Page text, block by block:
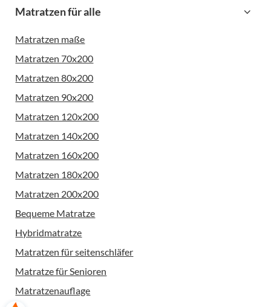
Matratzen für alle
Matratzen maße
Matratzen 70x200
Matratzen 80x200
Matratzen 90x200
Matratzen 120x200
Matratzen 140x200
Matratzen 160x200
Matratzen 180x200
Matratzen 200x200
Bequeme Matratze
Hybridmatratze
Matratzen für seitenschläfer
Matratze für Senioren
Matratzenauflage